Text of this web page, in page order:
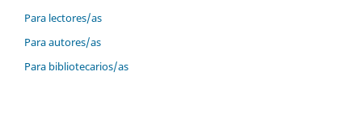
Para lectores/as
Para autores/as
Para bibliotecarios/as